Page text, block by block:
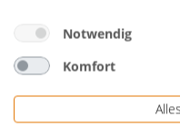
Materialstärke: 1,8 mm
einfach zu verlegen
Notwendig
Komfort